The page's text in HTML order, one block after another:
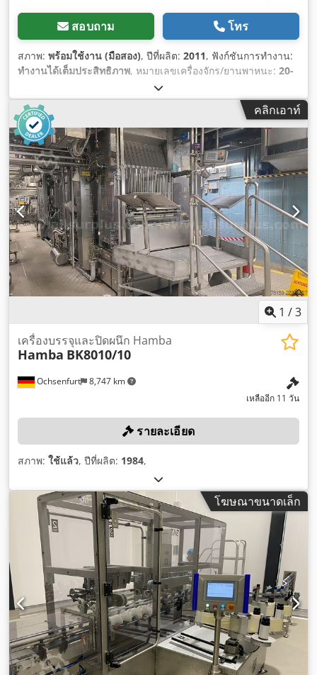
สอบถาม โทร
สภาพ: พร้อมใช้งาน (มือสอง), ปีที่ผลิต: 2011, ฟังก์ชันการทำงาน:
ทำงานได้เต็มประสิทธิภาพ, หมายเลขเครื่องจักร/ยานพาหนะ: 20-
5,000 มม
มม, ความสูงรวม:1,200 มม, แรงดันไฟฟ้าขาเข้า:400 V, อุปกรณ์:
เครื่องหมาย CE
คลิกเอาท์
1 /3
Ochsenfurt 8,747 km
เครื่องบรรจุและปิดผนึก Hamba
Hamba BK8010/10
เหลืออีก 11 วัน
รายละเอียด
สภาพ: ใช้แล้ว, ปีที่ผลิต: 1984,
โฆษณาขนาดเล็ก